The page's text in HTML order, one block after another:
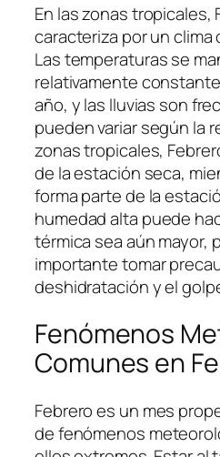
En las zonas tropicales,
caracteriza por un clima
Las temperaturas se
relativamente
año, y las lluvias son
pueden variar según la
zonas tropicales,
de la estación seca,
forma parte de la
humedad alta puede
térmica sea aún mayor,
importante tomar
deshidratación y el
Fenómenos
Comunes en
Febrero es un mes
de fenómenos